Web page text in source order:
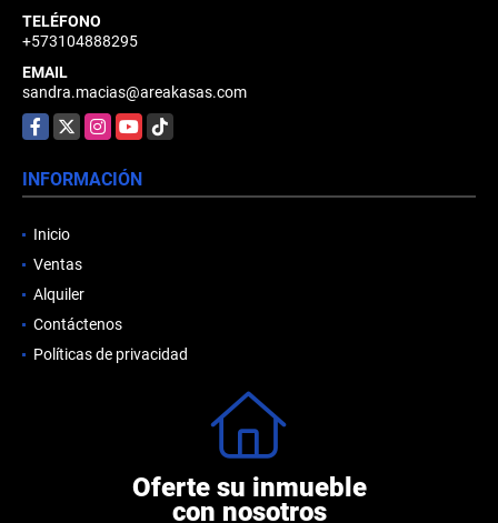
TELÉFONO
+573104888295
EMAIL
sandra.macias@areakasas.com
Facebook
X Instagram
YouTubeTikTok
INFORMACIÓN
Inicio
Ventas
Alquiler
Contáctenos
Políticas de privacidad
Oferte su inmueble
con nosotros